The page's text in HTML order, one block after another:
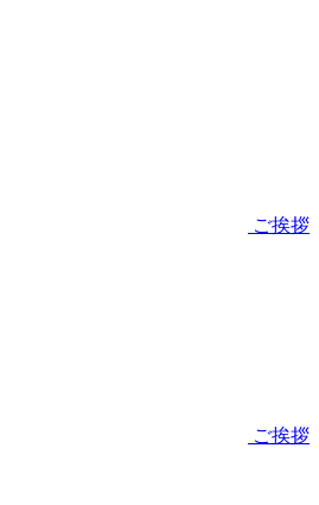
ご挨拶
ご挨拶